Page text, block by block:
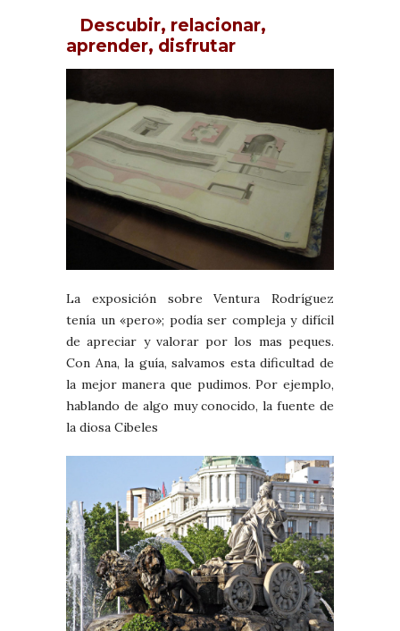
Descubir, relacionar,
aprender, disfrutar
La exposición sobre Ventura Rodríguez
tenía un «pero»; podía ser compleja y difícil
de apreciar y valorar por los mas peques.
Con Ana, la guía, salvamos esta dificultad de
la mejor manera que pudimos. Por ejemplo,
hablando de algo muy conocido, la fuente de
la diosa Cibeles